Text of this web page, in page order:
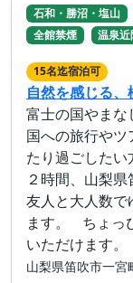
石和・勝沼・塩山
全館禁煙
温泉近
15名迄宿泊可
自然を感じる
富士の国やまな
国への旅行や
たり過ごした
２時間、山梨
友人と大人数で
ます。 ちょっ
いただけます。
山梨県笛吹市一宮